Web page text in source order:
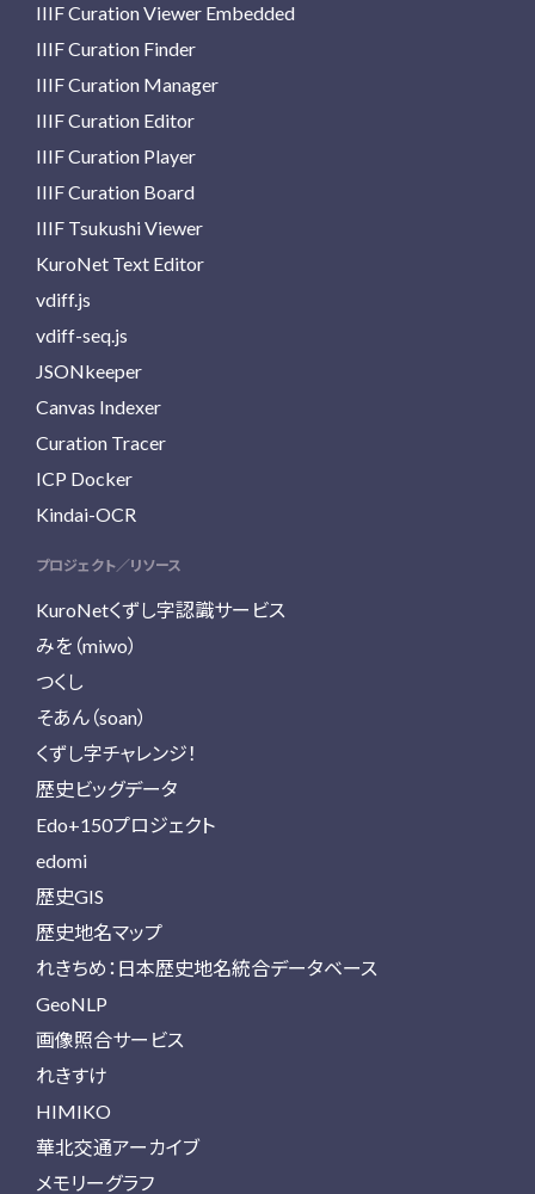
IIIF Curation Viewer Embedded
IIIF Curation Finder
IIIF Curation Manager
IIIF Curation Editor
IIIF Curation Player
IIIF Curation Board
IIIF Tsukushi Viewer
KuroNet Text Editor
vdiff.js
vdiff-seq.js
JSONkeeper
Canvas Indexer
Curation Tracer
ICP Docker
Kindai-OCR
プロジェクト／リソース
KuroNetくずし字認識サービス
みを（miwo）
つくし
そあん（soan）
くずし字チャレンジ！
歴史ビッグデータ
Edo+150プロジェクト
edomi
歴史GIS
歴史地名マップ
れきちめ：日本歴史地名統合データベース
GeoNLP
画像照合サービス
れきすけ
HIMIKO
華北交通アーカイブ
メモリーグラフ